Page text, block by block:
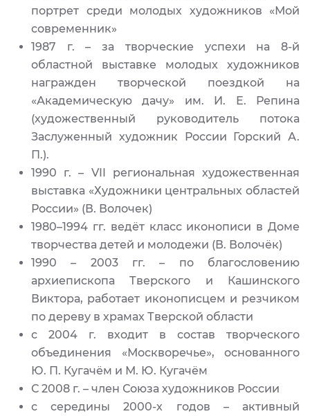
портрет среди молодых художников «Мой
современник»
1987 г. – за творческие успехи на 8-й
областной выставке молодых художников
награжден творческой поездкой на
«Академическую дачу» им. И. Е. Репина
(художественный руководитель потока
Заслуженный художник России Горский А.
П.).
1990 г. – VII региональная художественная
выставка «Художники центральных областей
России» (В. Волочек)
1980–1994 гг. ведёт класс иконописи в Доме
творчества детей и молодежи (В. Волочёк)
1990 – 2003 гг. – по благословению
архиепископа Тверского и Кашинского
Виктора, работает иконописцем и резчиком
по дереву в храмах Тверской области
с 2004 г. входит в состав творческого
объединения «Москворечье», основанного
Ю. П. Кугачём и М. Ю. Кугачём
С 2008 г. – член Союза художников России
с середины 2000-х годов – активный